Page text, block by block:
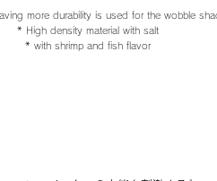
more durability is used for the wobble
* High density material with salt
* with shrimp and fish flavor